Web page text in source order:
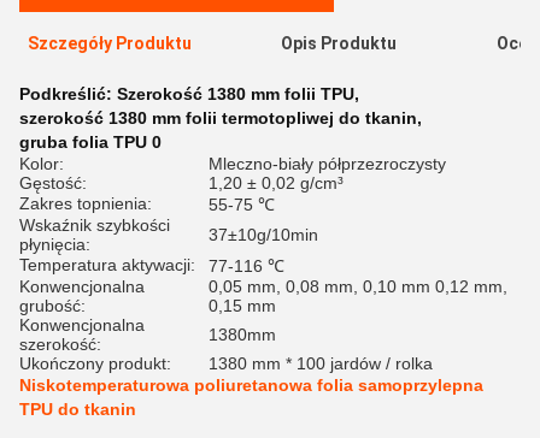
Szczegóły Produktu Opis Produktu
Podkreślić: Szerokość 1380 mm folii TPU,
szerokość 1380 mm folii termotopliwej do tkanin,
gruba folia TPU 0
Kolor:
Mleczno-biały półprzezroczysty
Gęstość:
1,20 ± 0,02 g/cm³
Zakres topnienia:
55-75 ℃
Wskaźnik szybkości
płynięcia:
37±10g/10min
Temperatura aktywacji:
77-116 ℃
Konwencjonalna
grubość:
0,05 mm, 0,08 mm, 0,10 mm 0,12 mm,
0,15 mm
Konwencjonalna
szerokość:
1380mm
Ukończony produkt:
1380 mm * 100 jardów / rolka
Niskotemperaturowa poliuretanowa folia samoprzylepna
TPU do tkanin